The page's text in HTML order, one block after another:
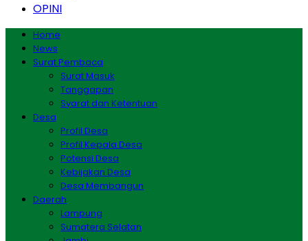
OPINI
Home
News
Surat Pembaca
Surat Masuk
Tanggapan
Syarat dan Ketentuan
Desa
Profil Desa
Profil Kepala Desa
Potensi Desa
Kebijakan Desa
Desa Membangun
Daerah
Lampung
Sumatera Selatan